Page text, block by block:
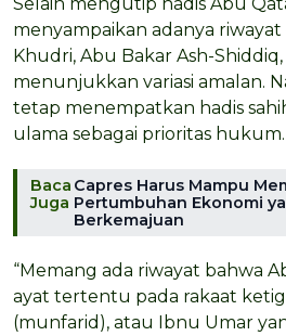
menyampaikan adanya riwayat
Khudri, Abu Bakar Ash-
menunjukkan variasi amalan.
tetap menempatkan hadis
ulama sebagai prioritas hukum.
Baca
Juga
Capres Harus Mampu
Pertumbuhan Ekonomi
Berkemajuan
“Memang ada riwayat bahwa
ayat tertentu pada rakaat
(munfarid), atau Ibnu Umar